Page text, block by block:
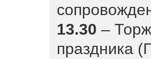
13.30 –
праздника